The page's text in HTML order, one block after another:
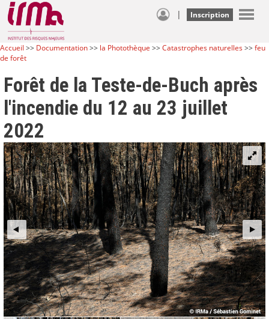
| Inscription
Accueil >> Documentation>> la Photothèque >>Catastrophes naturelles>>feu
de forêt
Forêt de la Teste-de-Buch après
l'incendie du 12 au 23 juillet
2022